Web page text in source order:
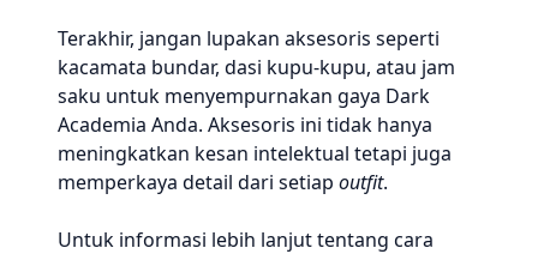
Terakhir, jangan lupakan aksesoris seperti
kacamata bundar, dasi kupu-kupu, atau jam
saku untuk menyempurnakan gaya Dark
Academia Anda. Aksesoris ini tidak hanya
meningkatkan kesan intelektual tetapi juga
memperkaya detail dari setiap outfit.
Untuk informasi lebih lanjut tentang cara